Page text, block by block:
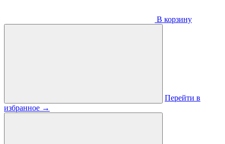
В корзину
Перейти в
избранное →